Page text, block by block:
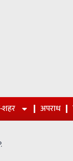
शहर अपराध